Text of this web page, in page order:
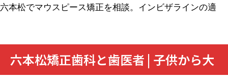
六本松でマウスピース矯正を相談。インビザラインの適
六本松矯正歯科と歯医者 | 子供から大